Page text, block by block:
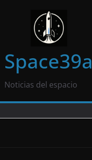
Space39a
Noticias del espacio